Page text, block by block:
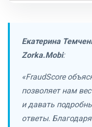
Екатерина
Zorka.Mobi:
«FraudScore
позволяет нам
и давать
ответы.